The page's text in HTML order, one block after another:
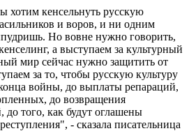
хотим кенсельнуть русскую
и воров, и ни одним
Но вовне нужно говорить,
а выступаем за культурный
мир сейчас нужно защитить от
за то, чтобы русскую культуру
войны, до выплаты репараций,
до возвращения
того, как будут оглашены
- сказала писательница